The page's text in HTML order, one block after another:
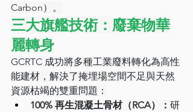
Carbon）。
三大旗艦技術：廢棄物華
麗轉身
GCRTC 成功將多種工業廢料轉化為高性
能建材，解決了掩埋場空間不足與天然
資源枯竭的雙重問題：
100% 再生混凝土骨材（RCA）： 研